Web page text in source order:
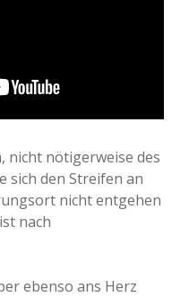
nicht nötigerweise des
sich den Streifen an
nicht entgehen
nach
ebenso ans Herz